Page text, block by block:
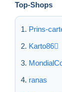
Top-Shops
Prins-
Karto86
ranas